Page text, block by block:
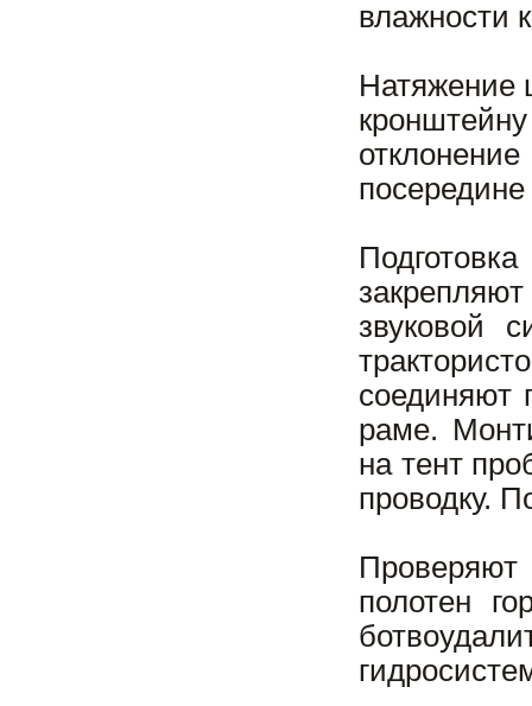
влажности
Натяжение
звуковой
соединяют
раме.
на тент
проводку.
Проверяют
полотен